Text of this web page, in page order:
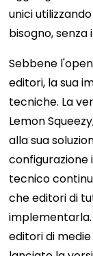
unici
bisogno,
Sebbene
editori, la sua
tecniche. La
Lemon
alla sua
configurazione
tecnico
che editori di
editori di